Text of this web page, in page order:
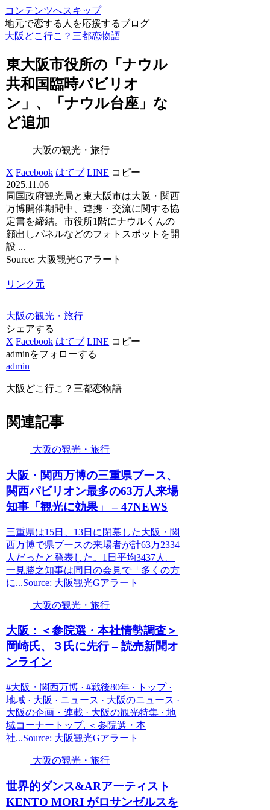
コンテンツへスキップ
地元で恋する人を応援するブログ
大阪どこ行こ？三都恋物語
東大阪市役所の「ナウル
共和国臨時パビリオ
ン」、「ナウル台座」な
ど追加
大阪の観光・旅行
X Facebook はてブ LINE コピー
2025.11.06
同国政府観光局と東大阪市は大阪・関西
万博開催期間中、連携・交流に関する協
定書を締結。市役所1階にナウルくんの
顔出しパネルなどのフォトスポットを開
設 ...
Source: 大阪観光Gアラート
リンク元
大阪の観光・旅行
シェアする
X Facebook はてブ LINE コピー
adminをフォローする
admin
大阪どこ行こ？三都恋物語
関連記事
大阪の観光・旅行
大阪 ・関西万博の三重県ブース、
関西パビリオン最多の63万人来場
知事「観光に効果」 – 47NEWS
三重県は15日、13日に閉幕した大阪・関
西万博で県ブースの来場者が計63万2334
人だったと発表した。1日平均3437人。
一見勝之知事は同日の会見で「多くの方
に...Source: 大阪観光Gアラート
大阪の観光・旅行
大阪 ：＜参院選・本社情勢調査＞
岡崎氏、３氏に先行 – 読売新聞オ
ンライン
#大阪・関西万博 · #戦後80年 · トップ ·
地域 · 大阪 · ニュース · 大阪のニュース ·
大阪の企画・連載 · 大阪の観光特集 · 地
域コーナートップ. ＜参院選・本
社...Source: 大阪観光Gアラート
大阪の観光・旅行
世界的ダンス&ARアーティスト
KENTO MORI がロサンゼルスを